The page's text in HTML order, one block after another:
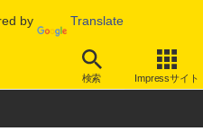
by Translate
検索 Impressサイト
調査